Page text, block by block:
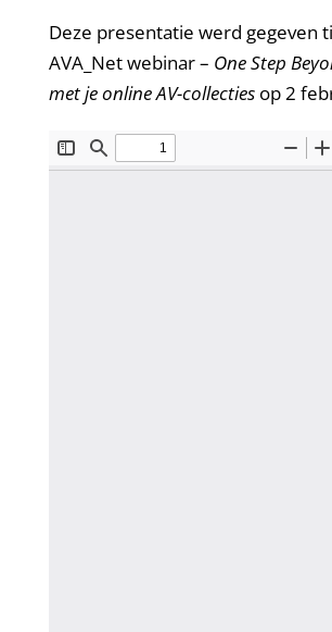
Deze presentatie werd gegeven
AVA_Net webinar – One Step
met je online AV-collectiesop 2